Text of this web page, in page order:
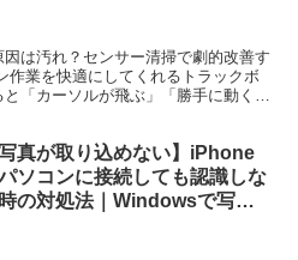
は汚れ？センサー清掃で劇的改善す
作業を快適にしてくれるトラックボ
「カーソルが飛ぶ」「勝手に動く」
写真が取り込めない】iPhone
ソコンに接続しても認識しな
の対処法｜Windowsで写真